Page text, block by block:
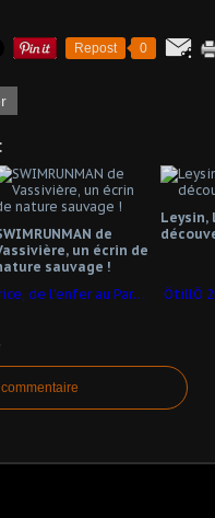
Repost 0
de
un écrin de
sauvage !
Leysin,
Dodo Trail 2018, Ile Maurice, de l'enfer au Paradis